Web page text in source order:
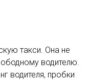
такси. Она не
водителю.
водителя, пробки